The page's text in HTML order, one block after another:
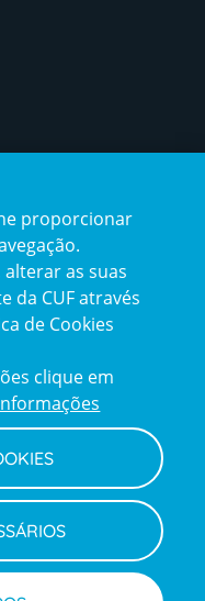
Cookies
e Condições
legais
proporcionar
as suas
da CUF através
de Cookies
clique em